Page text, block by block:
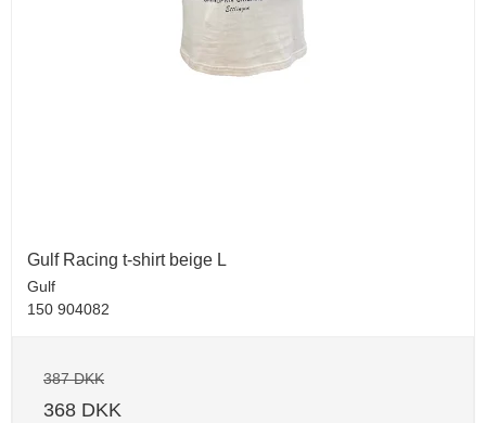
Gulf Racing t-shirt beige L
Gulf
150 904082
387 DKK
368 DKK